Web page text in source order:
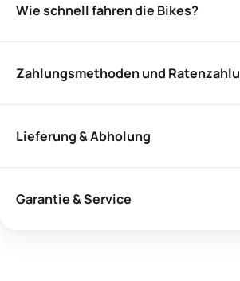
Wie schnell fahren die Bikes?
Zahlungsmethoden und
Lieferung & Abholung
Garantie & Service